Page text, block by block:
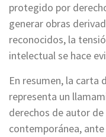
protegido por
generar obras
reconocidos, la
intelectual se hace
En resumen, la carta
representa un
derechos de autor
contemporánea,